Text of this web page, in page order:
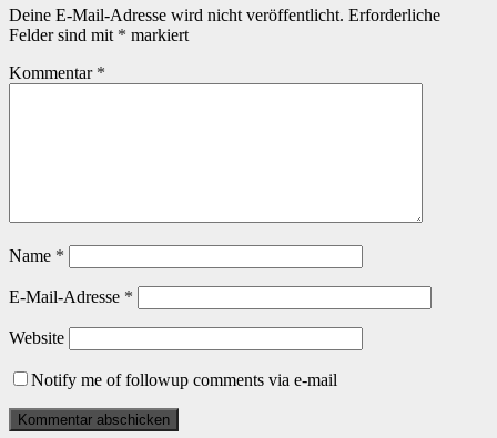
Deine E-Mail-Adresse wird nicht veröffentlicht. Erforderliche
Felder sind mit * markiert
Kommentar *
Name *
E-Mail-Adresse *
Website
Notify me of followup comments via e-mail